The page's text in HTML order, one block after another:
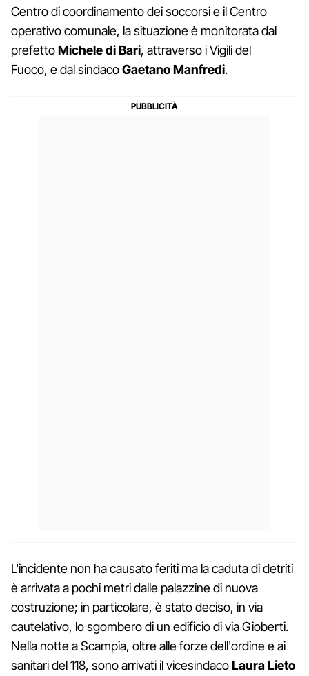
Centro di coordinamento dei soccorsi e il Centro
operativo comunale, la situazione è monitorata dal
prefettoMichele di Bari, attraverso i Vigili del
Fuoco, e dal sindacoGaetano Manfredi.
L'incidente non ha causato feriti ma la caduta di detriti
è arrivata a pochi metri dalle palazzine di nuova
costruzione; in particolare, è stato deciso, in via
cautelativo, lo sgombero di un edificio di via Gioberti.
Nella notte a Scampia, oltre alle forze dell'ordine e ai
sanitari del 118, sono arrivati il vicesindacoLaura Lieto